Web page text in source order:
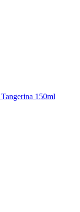
150ml